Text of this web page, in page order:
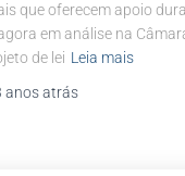
que oferecem apoio
em análise na
de lei Leia mais
anosatrás